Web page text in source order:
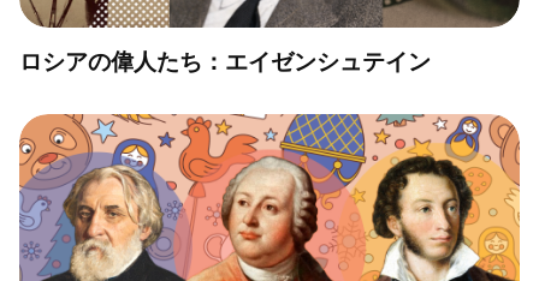
ロシアの偉人たち：エイゼンシュテイン